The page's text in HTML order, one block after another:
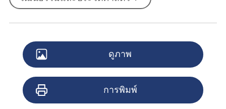
ดูภาพ
การพิมพ์